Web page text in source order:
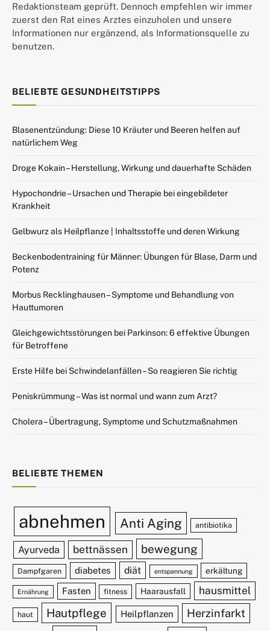
Redaktionsteam geprüft. Dennoch empfehlen wir immer
zuerst den Rat eines Arztes einzuholen und unsere
Informationen nur ergänzend, als Informationsquelle zu
benutzen.
BELIEBTE GESUNDHEITSTIPPS
Blasenentzündung: Diese 10 Kräuter und Beeren helfen auf
natürlichem Weg
Droge Kokain – Herstellung, Wirkung und dauerhafte Schäden
Hypochondrie – Ursachen und Therapie bei eingebildeter
Krankheit
Gelbwurz als Heilpflanze | Inhaltsstoffe und deren Wirkung
Beckenbodentraining für Männer: Übungen für Blase, Darm und
Potenz
Morbus Recklinghausen – Symptome und Behandlung von
Hauttumoren
Gleichgewichtsstörungen bei Parkinson: 6 effektive Übungen
für Betroffene
Erste Hilfe bei Schwindelanfällen – So reagieren Sie richtig
Peniskrümmung – Was ist normal und wann zum Arzt?
Cholera – Übertragung, Symptome und Schutzmaßnahmen
BELIEBTE THEMEN
abnehmen Anti Aging antibiotika
Ayurveda bettnässen bewegung
Dampfgaren diabetes diät entspannung erkältung
Ernährung Fasten fitness Haarausfall hausmittel
haut Hautpflege Heilpflanzen Herzinfarkt